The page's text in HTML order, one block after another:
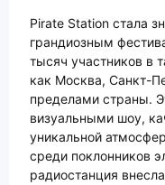
Pirate Station стала
грандиозным
тысяч участников в
как Москва, Санкт-
пределами страны.
визуальными шоу,
уникальной
среди поклонников
радиостанция